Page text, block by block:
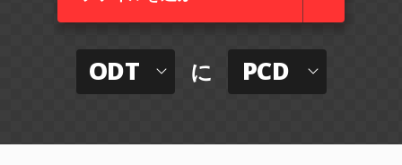
ODT に PCD